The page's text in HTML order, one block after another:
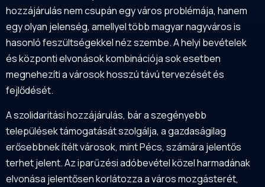
hozzájárulás nem csupán egy város problémája, hanem
egy olyan jelenség, amellyel több magyar nagyváros is
hasonló feszültségekkel néz szembe. A helyi bevételek
és központi elvonások kombinációja sok esetben
megnehezíti a városok hosszú távú tervezését és
fejlődését.
A szolidaritási hozzájárulás, bár a szegényebb
települések támogatását szolgálja, a gazdaságilag
erősebbnek ítélt városok, mint Pécs, számára jelentős
terhet jelent. Az iparűzési adóbevétel közel harmadának
elvonása jelentősen korlátozza a város mozgásterét,